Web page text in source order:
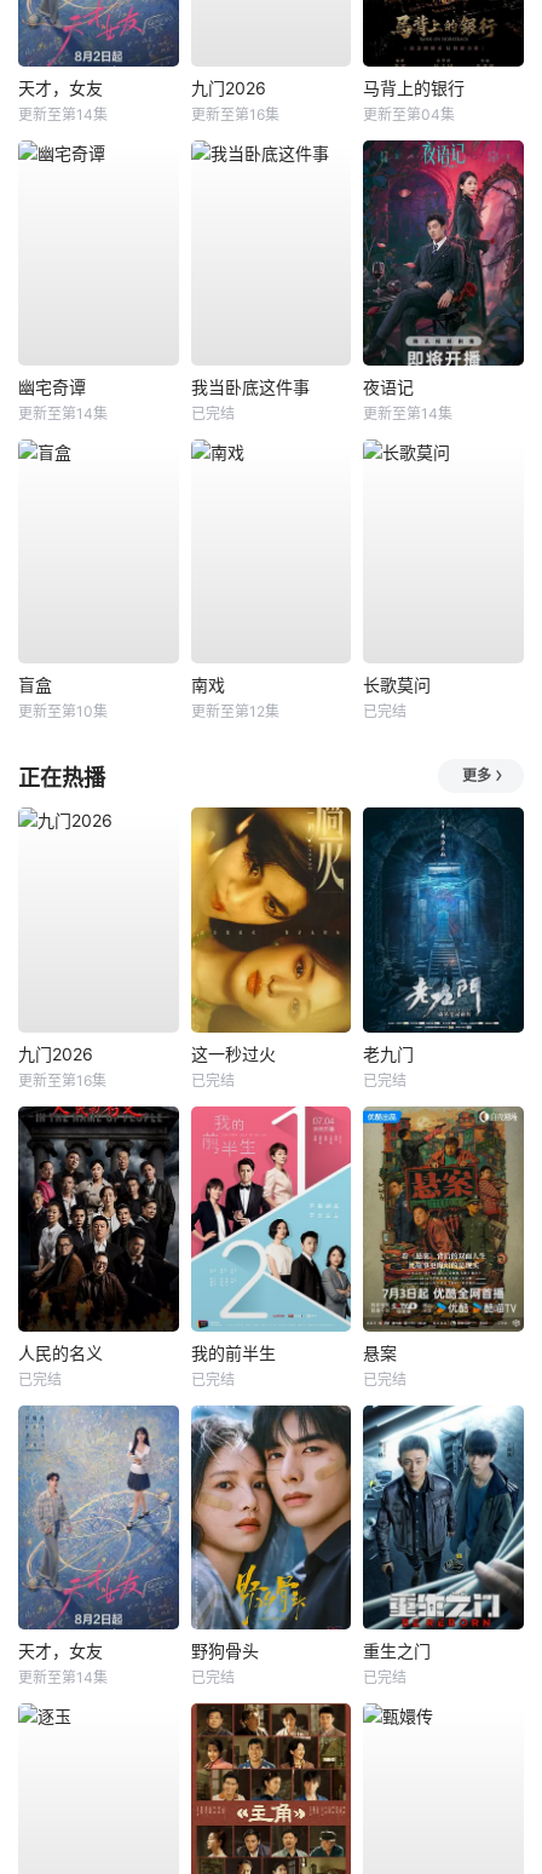
天才，女友
更新至第14集
九门2026
更新至第16集
马背上的银行
更新至第04集
幽宅奇谭
更新至第14集
我当卧底这件事
已完结
夜语记
更新至第14集
盲盒
更新至第10集
南戏
更新至第12集
长歌莫问
已完结
正在热播 更多
九门2026
更新至第16集
这一秒过火
已完结
老九门
已完结
人民的名义
已完结
我的前半生
已完结
悬案
已完结
天才，女友
更新至第14集
野狗骨头
已完结
重生之门
已完结